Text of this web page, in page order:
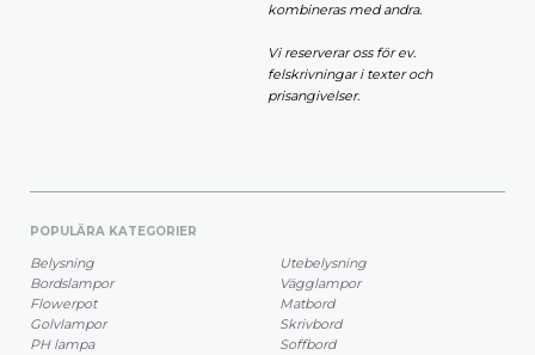
kombineras med andra.
Vi reserverar oss för ev.
felskrivningar i texter och
prisangivelser.
POPULÄRA KATEGORIER
Belysning
Bordslampor
Flowerpot
Golvlampor
PH lampa
Utebelysning
Vägglampor
Matbord
Skrivbord
Soffbord